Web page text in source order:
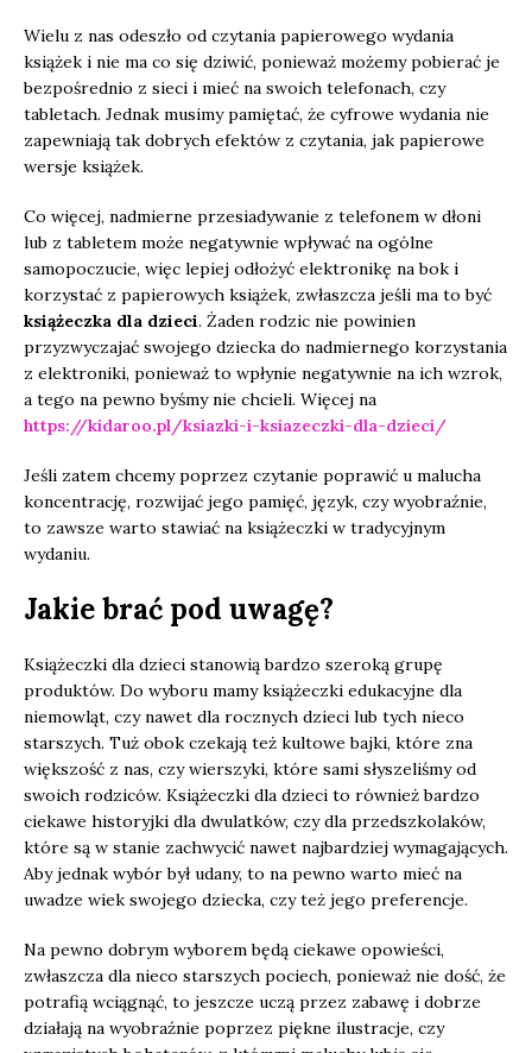
Wielu z nas odeszło od czytania papierowego wydania
książek i nie ma co się dziwić, ponieważ możemy pobierać je
bezpośrednio z sieci i mieć na swoich telefonach, czy
tabletach. Jednak musimy pamiętać, że cyfrowe wydania nie
zapewniają tak dobrych efektów z czytania, jak papierowe
wersje książek.
Co więcej, nadmierne przesiadywanie z telefonem w dłoni
lub z tabletem może negatywnie wpływać na ogólne
samopoczucie, więc lepiej odłożyć elektronikę na bok i
korzystać z papierowych książek, zwłaszcza jeśli ma to być
książeczka dla dzieci. Żaden rodzic nie powinien
przyzwyczajać swojego dziecka do nadmiernego korzystania
z elektroniki, ponieważ to wpłynie negatywnie na ich wzrok,
a tego na pewno byśmy nie chcieli. Więcej na
https://kidaroo.pl/ksiazki-i-ksiazeczki-dla-dzieci/
Jeśli zatem chcemy poprzez czytanie poprawić u malucha
koncentrację, rozwijać jego pamięć, język, czy wyobraźnie,
to zawsze warto stawiać na książeczki w tradycyjnym
wydaniu.
Jakie brać pod uwagę?
Książeczki dla dzieci stanowią bardzo szeroką grupę
produktów. Do wyboru mamy książeczki edukacyjne dla
niemowląt, czy nawet dla rocznych dzieci lub tych nieco
starszych. Tuż obok czekają też kultowe bajki, które zna
większość z nas, czy wierszyki, które sami słyszeliśmy od
swoich rodziców. Książeczki dla dzieci to również bardzo
ciekawe historyjki dla dwulatków, czy dla przedszkolaków,
które są w stanie zachwycić nawet najbardziej wymagających.
Aby jednak wybór był udany, to na pewno warto mieć na
uwadze wiek swojego dziecka, czy też jego preferencje.
Na pewno dobrym wyborem będą ciekawe opowieści,
zwłaszcza dla nieco starszych pociech, ponieważ nie dość, że
potrafią wciągnąć, to jeszcze uczą przez zabawę i dobrze
działają na wyobraźnie poprzez piękne ilustracje, czy